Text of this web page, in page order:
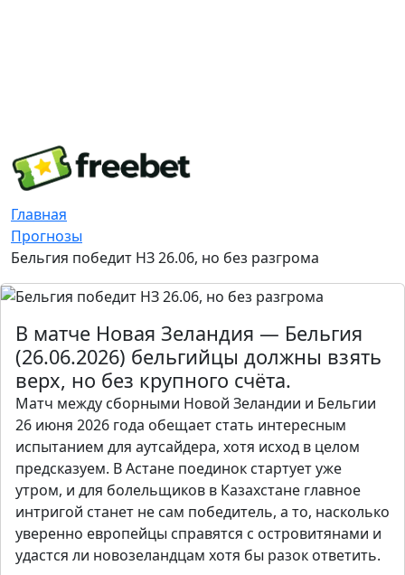
Главная
Прогнозы
Бельгия победит НЗ 26.06, но без разгрома
В матче Новая Зеландия — Бельгия
(26.06.2026) бельгийцы должны взять
верх, но без крупного счёта.
Матч между сборными Новой Зеландии и Бельгии
26 июня 2026 года обещает стать интересным
испытанием для аутсайдера, хотя исход в целом
предсказуем. В Астане поединок стартует уже
утром, и для болельщиков в Казахстане главное
интригой станет не сам победитель, а то, насколько
уверенно европейцы справятся с островитянами и
удастся ли новозеландцам хотя бы разок ответить.